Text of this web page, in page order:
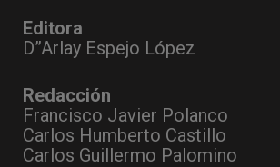
Editora
D”Arlay Espejo López
Redacción
Francisco Javier Polanco
Carlos Humberto Castillo
Carlos Guillermo Palomino